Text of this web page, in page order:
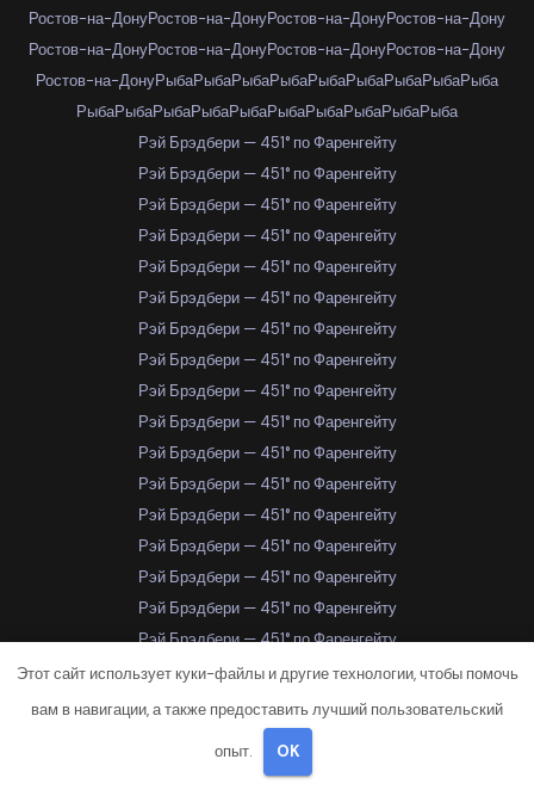
Ростов-на-ДонуРостов-на-ДонуРостов-на-ДонуРостов-на-Дону
Ростов-на-ДонуРостов-на-ДонуРостов-на-ДонуРостов-на-Дону
Ростов-на-ДонуРыбаРыбаРыбаРыбаРыбаРыбаРыбаРыбаРыба
РыбаРыбаРыбаРыбаРыбаРыбаРыбаРыбаРыбаРыба
Рэй Брэдбери — 451° по Фаренгейту
Рэй Брэдбери — 451° по Фаренгейту
Рэй Брэдбери — 451° по Фаренгейту
Рэй Брэдбери — 451° по Фаренгейту
Рэй Брэдбери — 451° по Фаренгейту
Рэй Брэдбери — 451° по Фаренгейту
Рэй Брэдбери — 451° по Фаренгейту
Рэй Брэдбери — 451° по Фаренгейту
Рэй Брэдбери — 451° по Фаренгейту
Рэй Брэдбери — 451° по Фаренгейту
Рэй Брэдбери — 451° по Фаренгейту
Рэй Брэдбери — 451° по Фаренгейту
Рэй Брэдбери — 451° по Фаренгейту
Рэй Брэдбери — 451° по Фаренгейту
Рэй Брэдбери — 451° по Фаренгейту
Рэй Брэдбери — 451° по Фаренгейту
Рэй Брэдбери — 451° по Фаренгейту
Рэй Брэдбери — 451° по Фаренгейту
Рэй Брэдбери — 451° по Фаренгейту
Рэй Брэдбери — 451° по Фаренгейту
Рэй Брэдбери — 451° по Фаренгейту
Этот сайт использует куки-файлы и другие технологии, чтобы помочь
вам в навигации, а также предоставить лучший пользовательский
опыт. OK